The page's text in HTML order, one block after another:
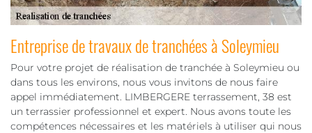
Entreprise de travaux de tranchées à Soleymieu
Pour votre projet de réalisation de tranchée à Soleymieu ou
dans tous les environs, nous vous invitons de nous faire
appel immédiatement. LIMBERGERE terrassement, 38 est
un terrassier professionnel et expert. Nous avons toute les
compétences nécessaires et les matériels à utiliser qui nous